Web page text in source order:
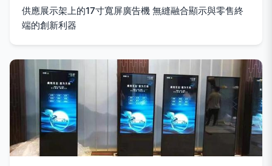
供應展示架上的17寸寬屏廣告機 無縫融合顯示與零售終
端的創新利器